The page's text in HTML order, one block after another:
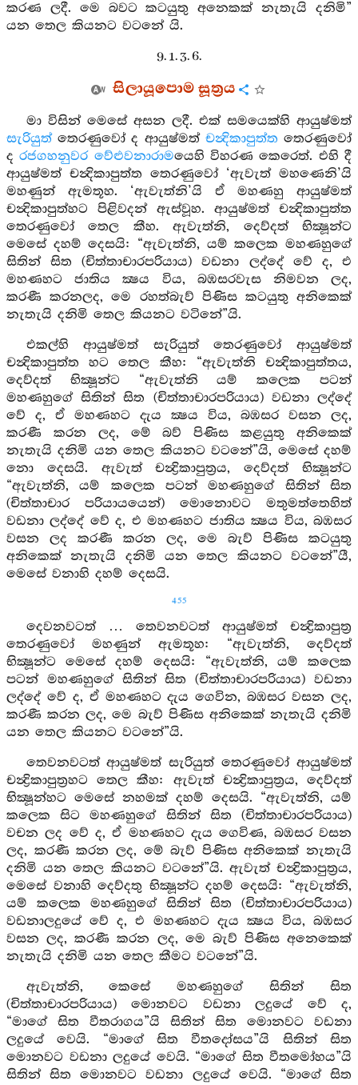
කරණ ලදී. මෙ බවට කටයුතු අනෙකක් නැතැයි දනිමි”
යන තෙල කියනට වටනේ යි.
9. 1. 3. 6.
සිලායූපොම සූත්‍රය
මා විසින් මෙසේ අසන ලදී. එක් සමයෙක්හි ආයුෂ්මත්
සැරියුත්තෙරණුවෝ ද ආයුෂ්මත් චන්‍දිකාපුත්ත තෙරණුවෝ
දරජගහනුවර වේළුවනාරාමයෙහි විහරණ කෙරෙත්. එහි දී
ආයුෂ්මත් චන්‍දිකාපුත්ත තෙරණුවෝ ‘ඇවැත් මහණෙනි’යි
මහණුන් ඇමතූහ. ‘ඇවැත්නි’යි ඒ මහණහු ආයුෂ්මත්
චන්‍දිකාපුත්හට පිළිවදන් ඇස්වූහ. ආයුෂ්මත් චන්‍දිකාපුත්ත
තෙරණුවෝ තෙල කීහ. ඇවැත්නි, දෙව්දත් භික්‍ෂූන්ට
මෙසේ දහම් දෙසයි: “ඇවැත්නි, යම් කලෙක මහණහුගේ
සිතින් සිත (චිත්තාචාරපරියාය) වඩනා ලද්දේ වේ ද, එ
මහණහට ජාතිය ක්‍ෂය විය, බඹසරවැස නිමවන ලද,
කරණී කරනලද, මෙ රහත්බැව් පිණිස කටයුතු අනිකෙක්
නැතැයි දනිමි තෙල කියනට වටිනේ”යි.
එකල්හි ආයුෂ්මත් සැරියුත් තෙරණුවෝ ආයුෂ්මත්
චන්‍දිකාපුත්ත හට තෙල කීහ: “ඇවැත්නි චන්‍දිකාපුත්තය,
දෙව්දත් භික්‍ෂූන්ට “ඇවැත්නි යම් කලෙක පටන්
මහණහුගේ සිතින් සිත (චිත්තාචාරපරියාය) වඩනා ලද්දේ
වේ ද, ඒ මහණහට දැය ක්‍ෂය විය, බඹසර වසන ලද,
කරණී කරන ලද, මේ බව් පිණිස කළයුතු අනිකෙක්
නැතැයි දනිමි යන තෙල කියනට වටනේ”යි, මෙසේ දහම්
නො දෙසයි. ඇවැත් චන්‍ද්‍රිකාපුත්‍රය, දෙව්දත් භික්‍ෂූන්ට
“ඇවැත්නි, යම් කලෙක පටන් මහණහුගේ සිතින් සිත
(චිත්තාචාර පරියායයෙන්) මොනොවට මතුමත්තෙහිත්
වඩනා ලද්දේ වේ ද, එ මහණහට ජාතිය ක්‍ෂය විය, බඹසර
වසන ලද කරණී කරන ලද, මෙ බැව් පිණිස කටයුතු
අනිකෙක් නැතැයි දනිමි යන තෙල කියනට වටනේ”යී,
මෙසේ වනාහි දහම් දෙසයි.
455
දෙවනවටත් … තෙවනවටත් ආයුෂ්මත් චන්‍ද්‍රිකාපුත්‍ර
තෙරණුවෝ මහණුන් ඇමතූහ: “ඇවැත්නි, දෙව්දත්
භික්‍ෂූන්ට මෙසේ දහම් දෙසයි: “ඇවැත්නි, යම් කලෙක
පටන් මහණහුගේ සිතින් සිත (චිත්තාචාරපරියාය) වඩනා
ලද්දේ වේ ද, ඒ මහණහට දැය ගෙවින, බඹසර වසන ලද,
කරණී කරන ලද, මෙ බැව් පිණිස අනිකෙක් නැතැයි දනිමි
යන තෙල කියනට වටනේ”යි.
තෙවනවටත් ආයුෂ්මත් සැරියුත් තෙරණුවෝ ආයුෂ්මත්
චන්‍ද්‍රිකාපුත්‍රහට තෙල කීහ: ඇවැත් චන්‍ද්‍රිකාපුත්‍රය, දෙව්දත්
භික්‍ෂූන්හට මෙසේ නහමක් දහම් දෙසයි. “ඇවැත්නි, යම්
කලෙක සිට මහණහුගේ සිතින් සිත (චිත්තාචාරපරියාය)
වචන ලද වේ ද, ඒ මහණහට දැය ගෙවිණ, බඹසර වසන
ලද, කරණී කරන ලද, මේ බැව් පිණිස අනිකෙක් නැතැයි
දනිමි යන තෙල කියනට වටනේ”යි. ඇවැත් චන්‍ද්‍රිකාපුත්‍රය,
මෙසේ වනාහි දෙව්දතු භික්‍ෂූන්ට දහම් දෙසයි: “ඇවැත්නි,
යම් කලෙක මහණහුගේ සිතින් සිත (චිත්තාචාරපරියාය)
වඩනාලදුයේ වේ ද, එ මහණහට දැය ක්‍ෂය විය, බඹසර
වසන ලද, කරණී කරන ලද, මෙ බැව් පිණිස අනෙකෙක්
නැතැයි දනිමි යන තෙල කීමට වටනේ”යි.
ඇවැත්නි, කෙසේ මහණහුගේ සිතින් සිත
(චිත්තාචාරපරියාය) මොනවට වඩනා ලදුයේ වේ ද,
“මාගේ සිත වීතරාගය”යි සිතින් සිත මොනවට වඩනා
ලදුයේ වෙයි. “මාගේ සිත වීතදෝසය”යි සිතින් සිත
මොනවට වඩනා ලදුයේ වෙයි. “මාගේ සිත වීතමෝහය”යි
සිතින් සිත මොනවට වඩනා ලදුයේ වෙයි. “මාගේ සිත